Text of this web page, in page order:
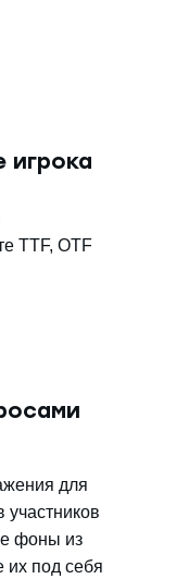
игрока
TTF, OTF
для
участников
фоны из
их под себя